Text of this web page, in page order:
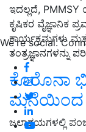
We're social.
ಇದಲ್ಲದೆ,
ಕೃಷಿಕರ ವೈಜ್ಞಾನಿಕ
ಕಾರ್ಯಕ್ರಮಗಳು
ತಂತ್ರಜ್ಞಾನಗಳನ್ನು
ಕೊರೊನಾ
ಮನೆಯಿಂದ
ಜಲಾಶಯಗಳಲ್ಲಿ